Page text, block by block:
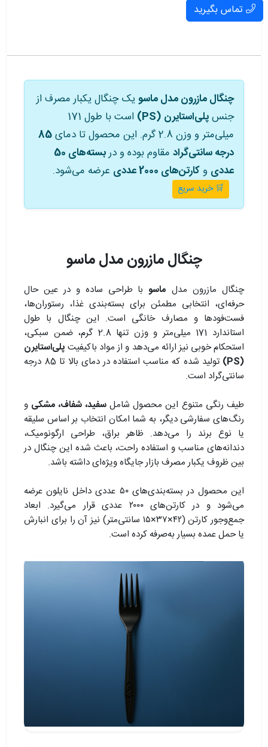
تماس بگیرید
چنگال مازرون مدل ماسویک چنگال یکبار مصرف از
جنسپلی‌استایرن (PS)
است با طول 171
میلی‌متر و وزن 2.8 گرم. این محصول تا دمای
85
درجه سانتی‌گراد مقاوم بوده و در
بسته‌های 50
عددی وکارتن‌های 2000 عددی عرضه می‌شود.
🛒 خرید سریع
چنگال مازرون مدل ماسو
چنگال مازرون مدل ماسوبا طراحی ساده و در عین حال
حرفه‌ای، انتخابی مطمئن برای بسته‌بندی غذا، رستوران‌ها،
فست‌فودها و مصارف خانگی است. این چنگال با طول
استاندارد 171 میلی‌متر و وزن تنها 2.8 گرم، ضمن سبکی،
استحکام خوبی نیز ارائه می‌دهد و از مواد باکیفیت پلی‌استایرن
(PS)
تولید شده که مناسب استفاده در دمای بالا تا 85 درجه
سانتی‌گراد است.
طیف رنگی متنوع این محصول شاملسفید، شفاف، مشکی و
رنگ‌های سفارشی دیگر، به شما امکان انتخاب بر اساس سلیقه
یا نوع برند را می‌دهد. ظاهر براق، طراحی ارگونومیک،
دندانه‌های مناسب و استفاده راحت، باعث شده این چنگال در
بین ظروف یکبار مصرف بازار جایگاه ویژه‌ای داشته باشد.
این محصول در بسته‌بندی‌های ۵۰ عددی داخل نایلون عرضه
می‌شود و در کارتن‌های ۲۰۰۰ عددی قرار می‌گیرد. ابعاد
جمع‌وجور کارتن (۴۲×۳۷×۱۵ سانتی‌متر) نیز آن را برای انبارش
یا حمل عمده بسیار به‌صرفه کرده است.